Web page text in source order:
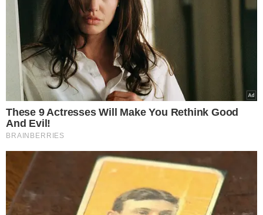
próximo de suas residências, reduzindo deslocamentos
para outros centros de saúde.